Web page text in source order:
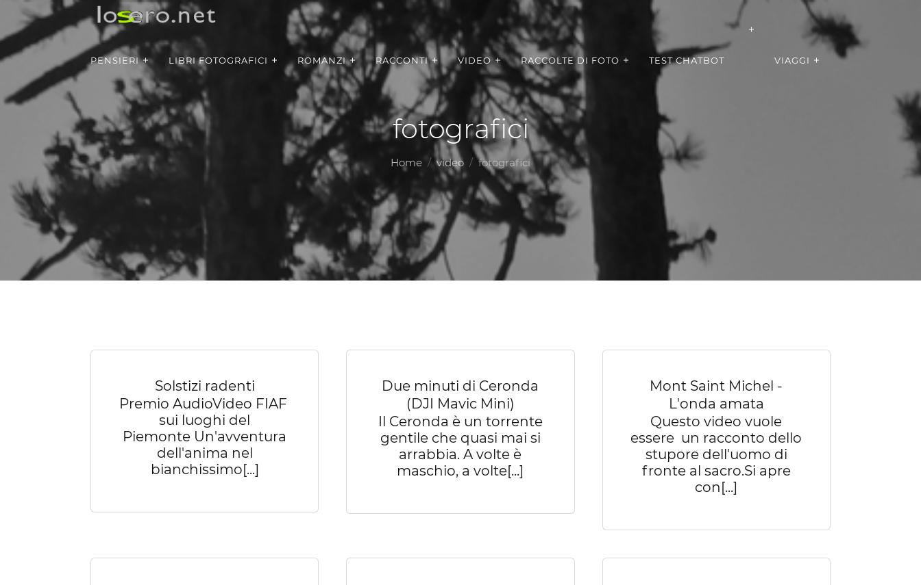
PENSIERI LIBRI FOTOGRAFICI ROMANZI RACCONTI VIDEO RACCOLTE DI FOTO TEST CHATBOT VIAGGI
fotografici
Home video fotografici
Solstizi radenti
Premio AudioVideo FIAF
sui luoghi del
Piemonte Un'avventura
dell'anima nel
bianchissimo[...]
Due minuti di Ceronda
(DJI Mavic Mini)
Il Ceronda è un torrente
gentile che quasi mai si
arrabbia. A volte è
maschio, a volte[...]
Mont Saint Michel -
L'onda amata
Questo video vuole
essere un racconto dello
stupore dell'uomo di
fronte al sacro.Si apre
con[...]